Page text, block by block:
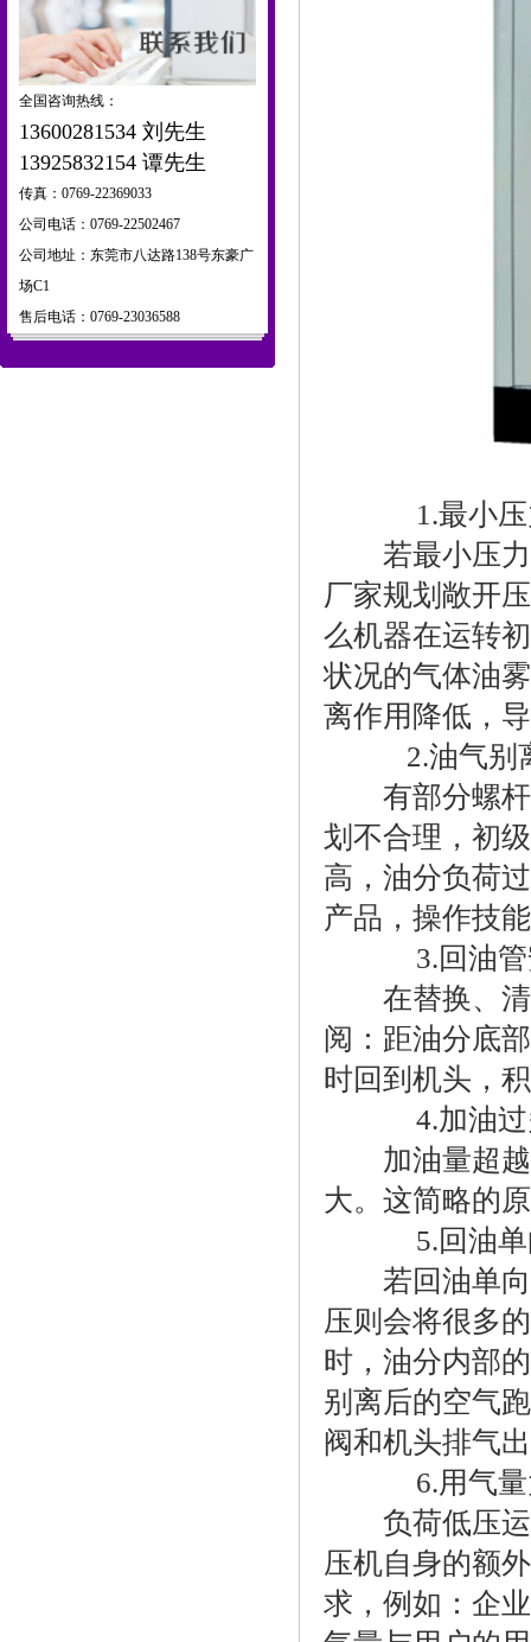
全国咨询热线：
13600281534 刘先生
13925832154 谭先生
传真：0769-22369033
公司电话：0769-22502467
公司地址：东莞市八达路138号东豪广
场C1
售后电话：0769-23036588
1.最小压
若最小压力
厂家规划敞开
么机器在运转
状况的气体油
离作用降低，
2.油气别
有部分螺杆
划不合理，初
高，油分负荷
产品，操作技
3.回油管
在替换、清
阅：距油分底
时回到机头，
4.加油过
加油量超越
大。这简略的
5.回油单
若回油单向
压则会将很多
时，油分内部
别离后的空气
阀和机头排气
6.用气量
负荷低压运
压机自身的额
求，例如：企